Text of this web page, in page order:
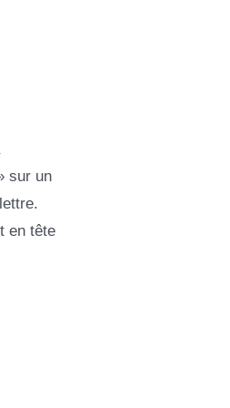
sur un
en tête